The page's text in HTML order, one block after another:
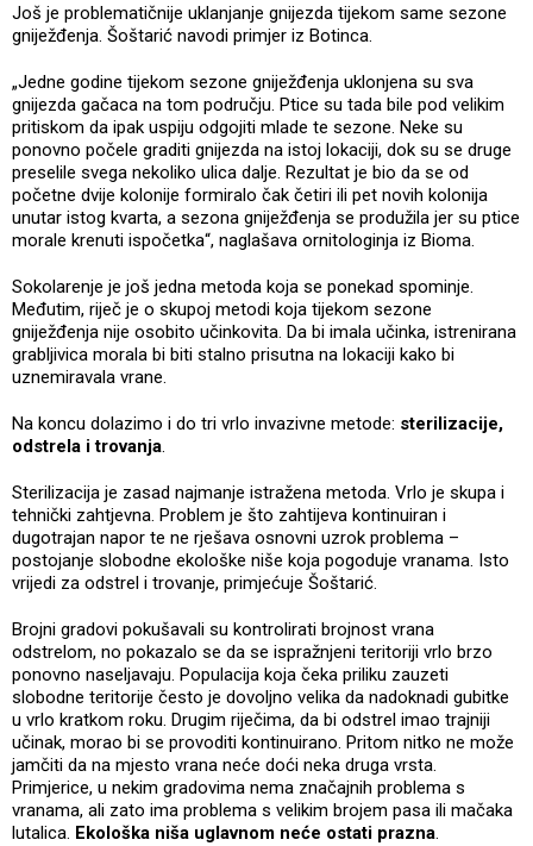
Još je problematičnije uklanjanje gnijezda tijekom same sezone
gniježđenja. Šoštarić navodi primjer iz Botinca.
„Jedne godine tijekom sezone gniježđenja uklonjena su sva
gnijezda gačaca na tom području. Ptice su tada bile pod velikim
pritiskom da ipak uspiju odgojiti mlade te sezone. Neke su
ponovno počele graditi gnijezda na istoj lokaciji, dok su se druge
preselile svega nekoliko ulica dalje. Rezultat je bio da se od
početne dvije kolonije formiralo čak četiri ili pet novih kolonija
unutar istog kvarta, a sezona gniježđenja se produžila jer su ptice
morale krenuti ispočetka“, naglašava ornitologinja iz Bioma.
Sokolarenje je još jedna metoda koja se ponekad spominje.
Međutim, riječ je o skupoj metodi koja tijekom sezone
gniježđenja nije osobito učinkovita. Da bi imala učinka, istrenirana
grabljivica morala bi biti stalno prisutna na lokaciji kako bi
uznemiravala vrane.
Na koncu dolazimo i do tri vrlo invazivne metode: sterilizacije,
odstrela i trovanja.
Sterilizacija je zasad najmanje istražena metoda. Vrlo je skupa i
tehnički zahtjevna. Problem je što zahtijeva kontinuiran i
dugotrajan napor te ne rješava osnovni uzrok problema –
postojanje slobodne ekološke niše koja pogoduje vranama. Isto
vrijedi za odstrel i trovanje, primjećuje Šoštarić.
Brojni gradovi pokušavali su kontrolirati brojnost vrana
odstrelom, no pokazalo se da se ispražnjeni teritoriji vrlo brzo
ponovno naseljavaju. Populacija koja čeka priliku zauzeti
slobodne teritorije često je dovoljno velika da nadoknadi gubitke
u vrlo kratkom roku. Drugim riječima, da bi odstrel imao trajniji
učinak, morao bi se provoditi kontinuirano. Pritom nitko ne može
jamčiti da na mjesto vrana neće doći neka druga vrsta.
Primjerice, u nekim gradovima nema značajnih problema s
vranama, ali zato ima problema s velikim brojem pasa ili mačaka
lutalica. Ekološka niša uglavnom neće ostati prazna.